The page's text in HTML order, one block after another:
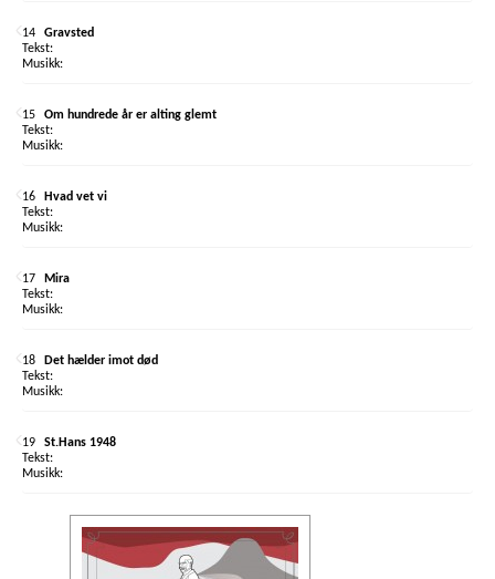
14 Gravsted
15 Om hundrede år er alting glemt
16 Hvad vet vi
17 Mira
18 Det hælder imot død
19 St.Hans 1948